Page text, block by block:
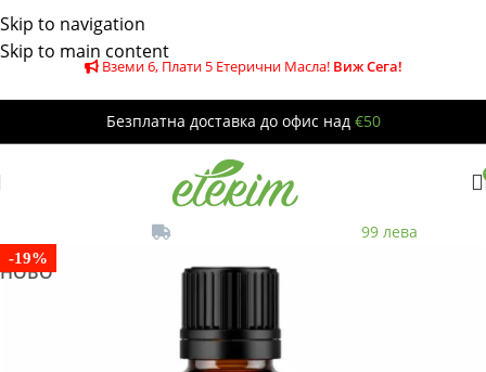
Skip to navigation
Skip to main content
Вземи 6, Плати 5 Етерични Масла! Виж Сега!
Безплатна доставка до офис над €50
99 лева
-19%
НОВО